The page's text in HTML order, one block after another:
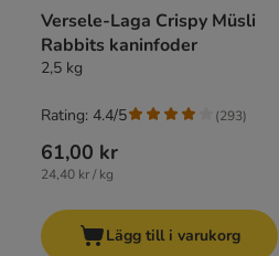
Versele-Laga Crispy Müsli
Rabbits kaninfoder
2,5 kg
61,00 kr
24,40 kr / kg
Rating: 4.4/5 (293)
Lägg till i varukorg